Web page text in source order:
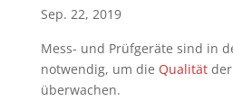
Sep. 22, 2019
Mess- und Prüfgeräte sind in
notwendig, um die Qualitätder
überwachen.